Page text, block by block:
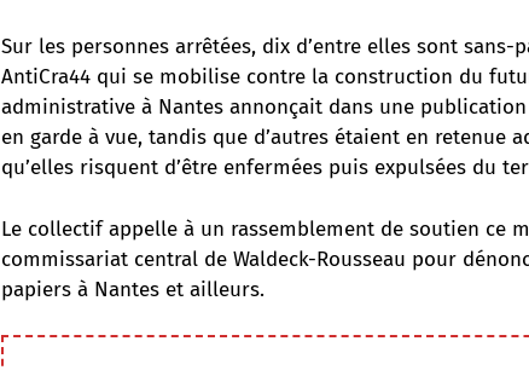
Sur les personnes arrêtées, dix d’entre elles sont
AntiCra44 qui se mobilise contre la construction du
administrative à Nantes annonçait dans une
en garde à vue, tandis que d’autres étaient en retenue
qu’elles risquent d’être enfermées puis expulsées du
Le collectif appelle à un rassemblement de soutien ce
commissariat central de Waldeck-Rousseau pour
papiers à Nantes et ailleurs.